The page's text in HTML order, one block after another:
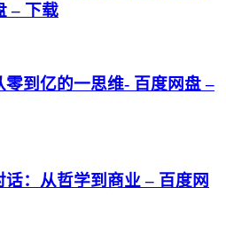
– 下载
到亿的一思维- 百度网盘 –
：从哲学到商业 – 百度网